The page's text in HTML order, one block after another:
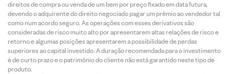
direitos de compra ou venda de um bem por preço fixado em data futura,
devendo o adquirente do direito negociado pagar um prêmio ao vendedor tal
como num acordo seguro. As operações com esses derivativos são
consideradas de risco muito alto por apresentarem altas relações de risco e
retorno e algumas posições apresentarem a possibilidade de perdas
superiores ao capital investido. A duração recomendada para o investimento
é de curto prazo e o patrimônio do cliente não está garantido neste tipo de
produto.